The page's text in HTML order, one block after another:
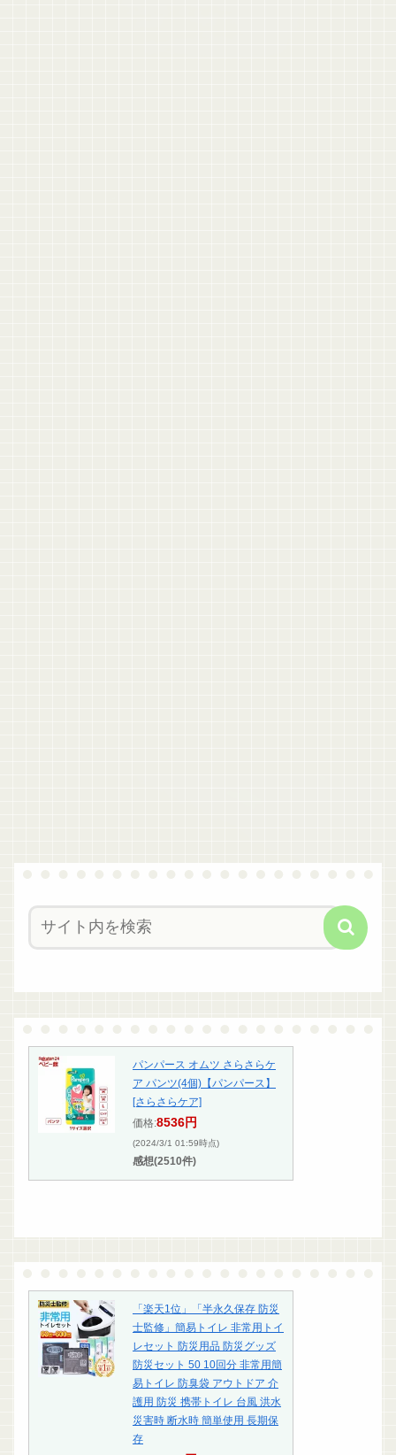
パンパース オムツ さらさらケ
ア パンツ(4個)【パンパース】
[さらさらケア]
価格:8536円
(2024/3/1 01:59時点)
感想(2510件)
「楽天1位」「半永久保存 防災
士監修」簡易トイレ 非常用トイ
レセット 防災用品 防災グッズ
防災セット 50 10回分 非常用簡
易トイレ 防臭袋 アウトドア 介
護用 防災 携帯トイレ 台風 洪水
災害時 断水時 簡単使用 長期保
存